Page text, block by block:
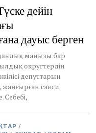
дейін
дауыс берген
маңызы бар
округтердің
депуттарын
жаңғырған саяси
Себебі,
/